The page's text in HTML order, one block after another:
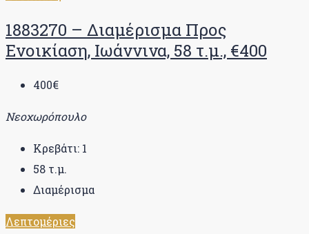
1883270 – Διαμέρισμα Προς
Ενοικίαση, Ιωάννινα, 58 τ.μ., €400
400€
Νεοχωρόπουλο
Κρεβάτι: 1
58 τ.μ.
Διαμέρισμα
Λεπτομέριες